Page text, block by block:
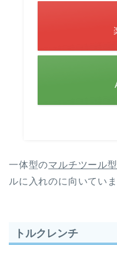
一体型のマルチツール型
ルに入れのに向いていま
トルクレンチ